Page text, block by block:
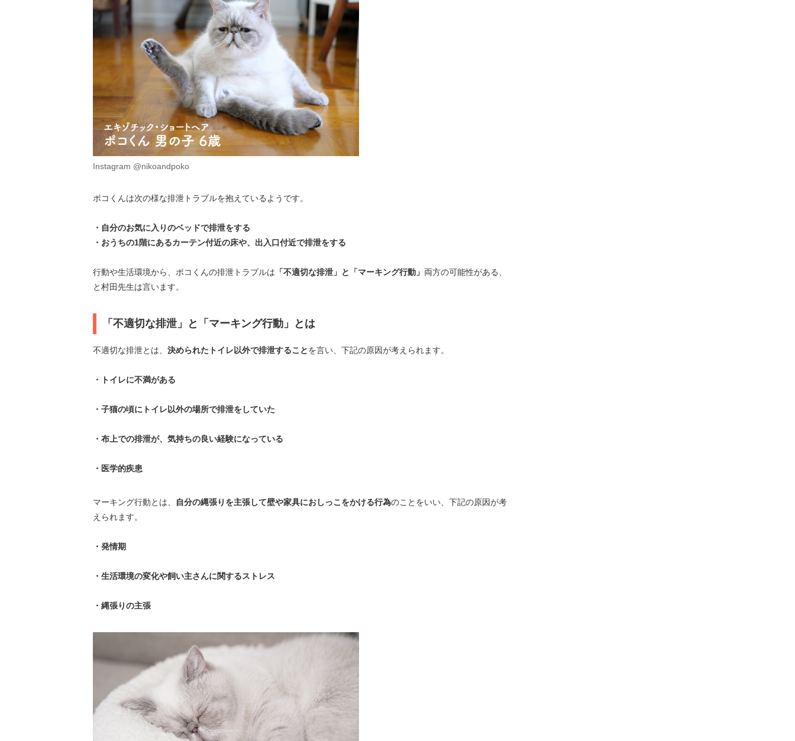
Instagram @nikoandpoko
ポコくんは次の様な排泄トラブルを抱えているようです。
・自分のお気に入りのベッドで排泄をする
・おうちの1階にあるカーテン付近の床や、出入口付近で排泄をする
行動や生活環境から、ポコくんの排泄トラブルは 「不適切な排泄」と「マーキング行動」 両方の可能性がある、
と村田先生は言います。
「不適切な排泄」と「マーキング行動」とは
不適切な排泄とは、 決められたトイレ以外で排泄することを言い、下記の原因が考えられます。
・トイレに不満がある
・子猫の頃にトイレ以外の場所で排泄をしていた
・布上での排泄が、気持ちの良い経験になっている
・医学的疾患
マーキング行動とは、 自分の縄張りを主張して壁や家具におしっこをかける行為のことをいい、下記の原因が考
えられます。
・発情期
・生活環境の変化や飼い主さんに関するストレス
・縄張りの主張